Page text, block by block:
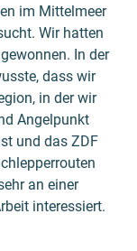
im Mittelmeer
Wir hatten
In der
dass wir
in der wir
Angelpunkt
und das ZDF
an einer
interessiert.